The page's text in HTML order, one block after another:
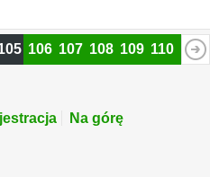
106 107 108 109 110 111
Na górę